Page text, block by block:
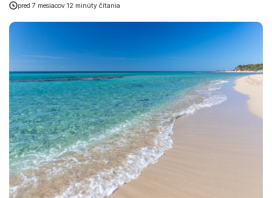
pred 7 mesiacov 12 minúty čítania